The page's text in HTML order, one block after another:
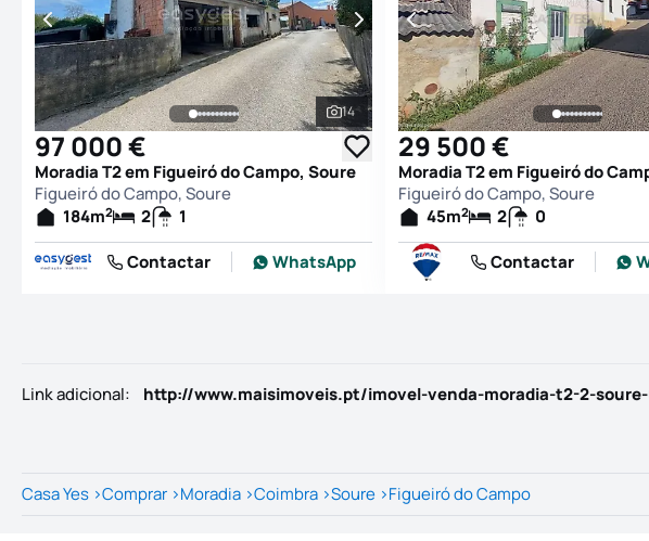
Ver todas as fotografias
14
97 000 €
Moradia T2 em Figueiró do Campo, Soure
Figueiró do Campo, Soure
184m2 2
1
Contactar
WhatsApp
29 500 €
Moradia T2 em Figueiró do
Figueiró do Campo, Soure
45m2 2
0
Contactar
Link adicional: http://www.maisimoveis.pt/imovel-venda-moradia-t2-2-soure-
Casa Yes >Comprar >Moradia >Coimbra >Soure >Figueiró do Campo